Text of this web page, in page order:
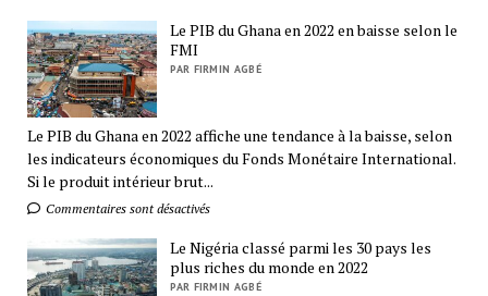
Le PIB du Ghana en 2022 en baisse selon le
FMI
PAR FIRMIN AGBÉ
Le PIB du Ghana en 2022 affiche une tendance à la baisse, selon
les indicateurs économiques du Fonds Monétaire International.
Si le produit intérieur brut...
Commentaires sont désactivés
Le Nigéria classé parmi les 30 pays les
plus riches du monde en 2022
PAR FIRMIN AGBÉ